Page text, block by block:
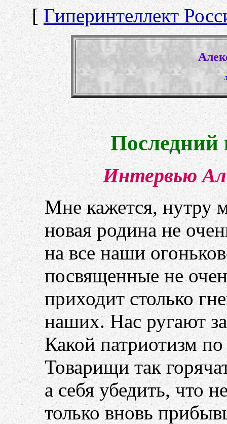
[Гиперинтеллект
Последний
Интервью
Мне кажется, нутру
новая родина не
на все наши
посвященные не
приходит столько
наших. Нас ругают
Какой патриотизм
Товарищи так
а себя убедить, что
только вновь